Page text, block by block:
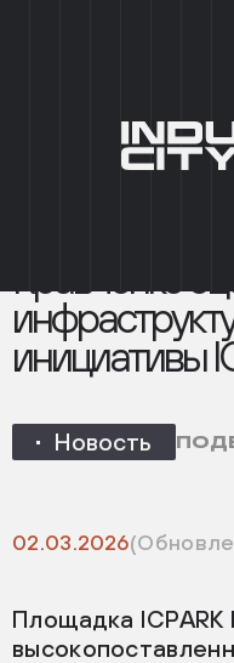
НАЗАД
Кравченко
инициативы
02.03.2026
Площадка ICPARK
Новость